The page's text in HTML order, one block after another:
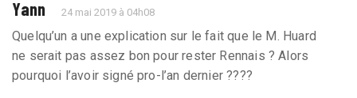
Yann 24 mai 2019 à 04h08
Quelqu’un a une explication sur le fait que le M. Huard
ne serait pas assez bon pour rester Rennais ? Alors
pourquoi l’avoir signé pro-l’an dernier ????